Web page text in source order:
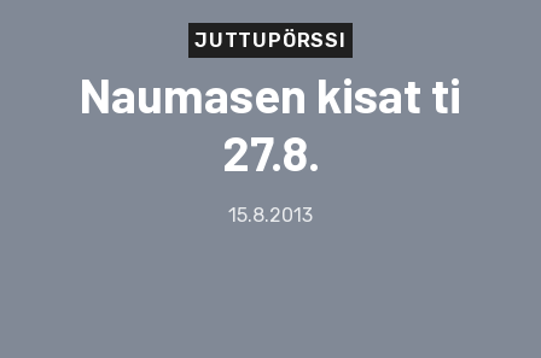
JUTTUPÖRSSI
Naumasen kisat ti
27.8.
15.8.2013